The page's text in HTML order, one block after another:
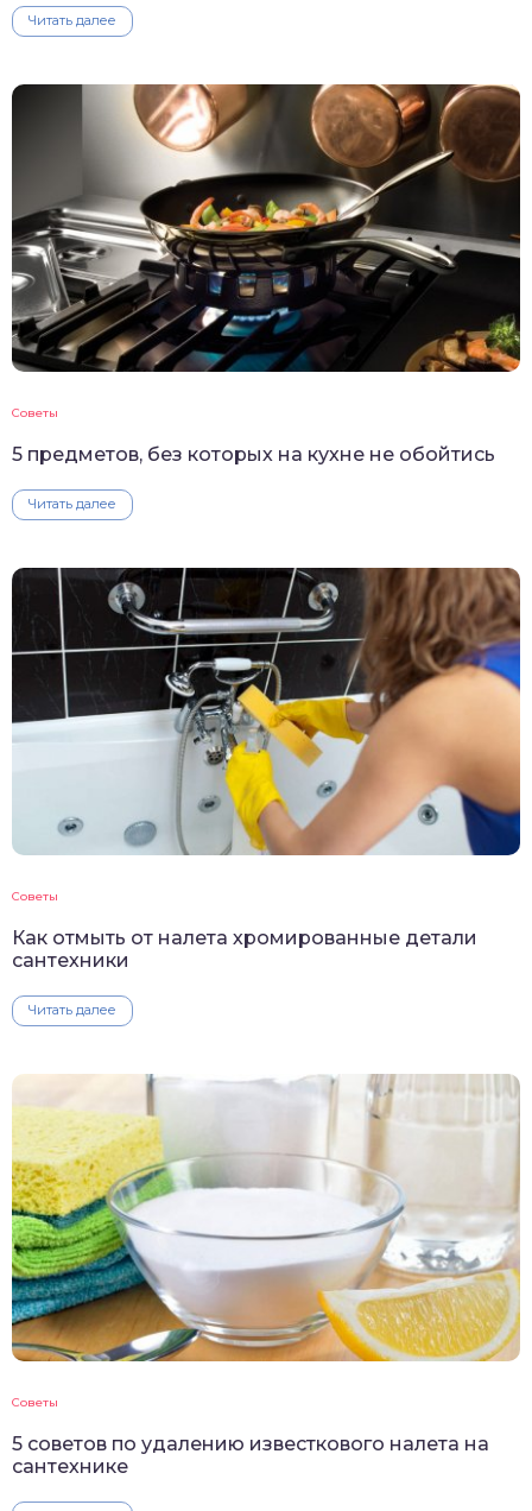
Читать далее
Советы
5 предметов, без которых на кухне не обойтись
Читать далее
Советы
Как отмыть от налета хромированные детали
сантехники
Читать далее
Советы
5 советов по удалению известкового налета на
сантехнике